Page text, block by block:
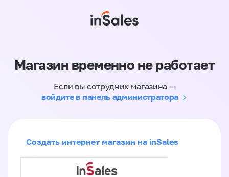
Магазин временно не работает
Если вы сотрудник магазина —
войдите в панель администратора
Создать интернет магазин на inSales